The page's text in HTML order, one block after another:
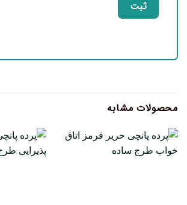
محصولات مشابه